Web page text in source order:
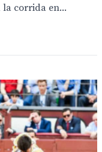
la corrida en...